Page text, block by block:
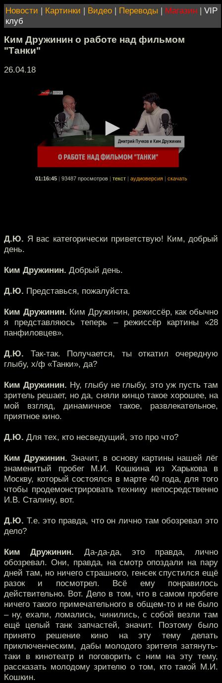
Новости | Картинки | Видео | Переводы | Магазин | VIP
клуб
Ким Дружинин о работе над фильмом
"Танки"
26.04.18
01:16:45 93487 просмотров текст аудиоверсия скачать
Д.Ю. Я вас категорически приветствую! Ким, добрый
день.
Ким Дружинин. Добрый день.
Д.Ю. Представься, пожалуйста.
Ким Дружинин. Ким Дружинин, режиссёр, как обычно
я представляюсь теперь – режиссёр картины «28
панфиловцев».
Д.Ю. Так-так. Получается, ты откатил очередную
глыбу, х/ф «Танки», да?
Ким Дружинин. Ну, глыбу не глыбу, это уж пусть там
зритель решает, но да, сняли кинцо такое хорошее, на
мой взгляд, динамичное такое, развлекательное,
приятное кино.
Д.Ю. Для тех, кто несведущий, это про что?
Ким Дружинин. Значит, в основу картины нашей лёг
знаменитый пробег М.И. Кошкина из Харькова в
Москву, который состоялся в марте 40 года, для того
чтобы продемонстрировать технику непосредственно
И.В. Сталину, вот.
Д.Ю. Т.е. это правда, что он лично там обозревал это
дело?
Ким Дружинин. Да-да-да, это правда, лично
обозревал. Они, правда, на смотр опоздали на пару
дней там, но ничего страшного, генсек спустился ещё
разок и посмотрел. Всё ему понравилось
действительно. Вот. Дело в том, что в самом пробеге
ничего такого примечательного в общем-то и не было
– ну, ехали, ломались, чинились, с собой везли там
ещё целый танк запчастей, значит. Поэтому было
принято решение кино на эту тему делать
приключенческим, дабы молодого зрителя затянуть-
таки в кинотеатр и поговорить с ним на эту тему,
рассказать молодому зрителю о том, кто такой М.И.
Кошкин.